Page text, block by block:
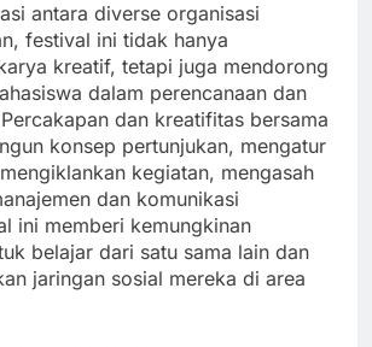
antara diverse organisasi
festival ini tidak hanya
kreatif, tetapi juga mendorong
dalam perencanaan dan
dan kreatifitas bersama
konsep pertunjukan, mengatur
kegiatan, mengasah
dan komunikasi
ini memberi kemungkinan
belajar dari satu sama lain dan
jaringan sosial mereka di area